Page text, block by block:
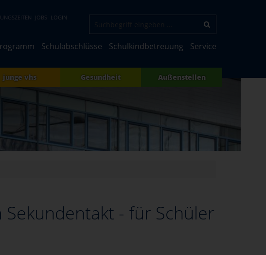
JOBS LOGIN
Schulabschlüsse Schulkindbetreuung Service
junge vhs Gesundheit Außenstellen
- für Schüler